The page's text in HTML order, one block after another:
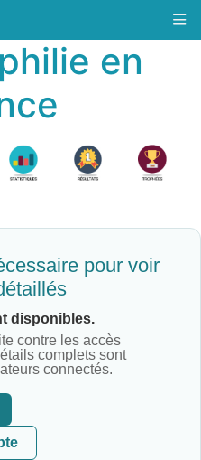
en
pour voir
disponibles.
contre les accès
complets sont
connectés.